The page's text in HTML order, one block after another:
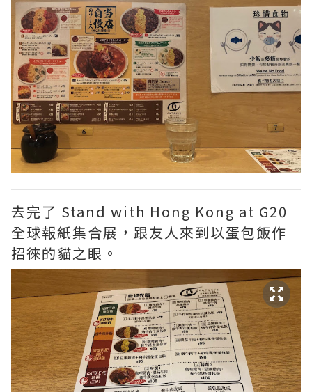
去完了 Stand with Hong Kong at G20
全球報紙集合展，跟友人來到以蛋包飯作
招徠的貓之眼。